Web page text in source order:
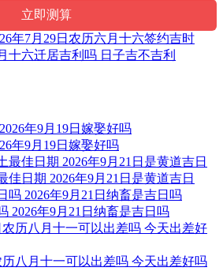
煞北 时沖丙申 路空 大退 六壬
赴任 出行
煞西 时沖丁酉 朱雀 路空 贵人 贪狼
嫁娶 修造 安葬 青龙
否则 诸事不宜 祭祀 祈福 斋醮 开光 赴
煞南 时沖戊戍 旬空 金匮 福星 右弼
安葬 祭祀 见贵
年7月29日农历六月十六签约吉时
十六迁居吉利吗 日子吉不吉利
年9月19日嫁娶好吗
佳日期 2026年9月21日是黄道吉日
2026年9月21日纳畜是吉日吗
历八月十一可以出差吗 今天出差好吗